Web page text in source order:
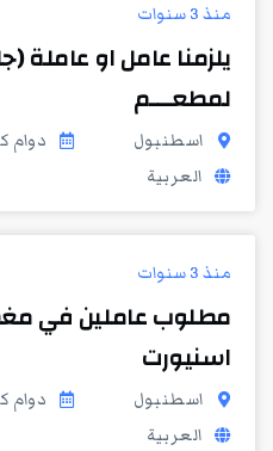
منذ 3 سنوات
يلزمنا عامل او عاملة
لمطعـــم
اسطنبول
دوام
العربية
منذ 3 سنوات
مطلوب عاملين في
اسنيورت
اسطنبول
دوام
العربية